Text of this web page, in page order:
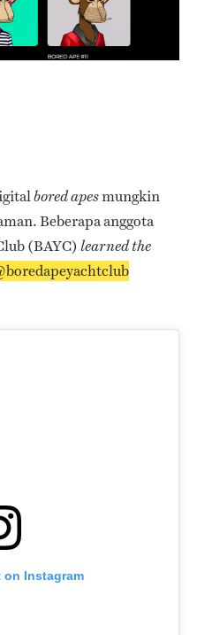
bored apesmungkin
Beberapa anggota
(BAYC) learned the
Instagram